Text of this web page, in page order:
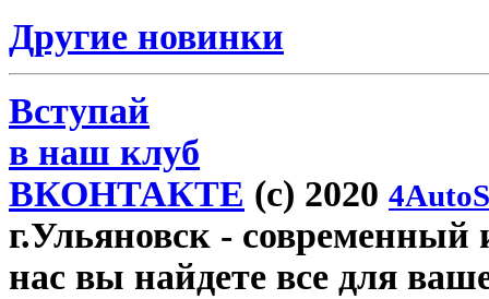
Другие новинки
Вступай
в наш клуб
ВКОНТАКТЕ (c) 2020
г.Ульяновск - современный
нас вы найдете все для